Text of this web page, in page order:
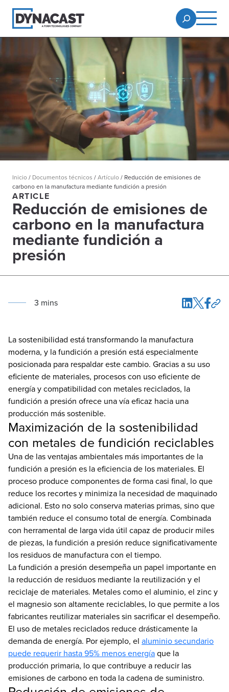
Inicio/ Documentos técnicos /Artículo/ Reducción de emisiones de
carbono en la manufactura mediante fundición a presión
ARTICLE
Reducción de emisiones de
carbono en la manufactura
mediante fundición a
presión
3 mins
La sostenibilidad está transformando la manufactura
moderna, y la fundición a presión está especialmente
posicionada para respaldar este cambio. Gracias a su uso
eficiente de materiales, procesos con uso eficiente de
energía y compatibilidad con metales reciclados, la
fundición a presión ofrece una vía eficaz hacia una
producción más sostenible.
Maximización de la sostenibilidad
con metales de fundición reciclables
Una de las ventajas ambientales más importantes de la
fundición a presión es la eficiencia de los materiales. El
proceso produce componentes de forma casi final, lo que
reduce los recortes y minimiza la necesidad de maquinado
adicional. Esto no solo conserva materias primas, sino que
también reduce el consumo total de energía. Combinada
con herramental de larga vida útil capaz de producir miles
de piezas, la fundición a presión reduce significativamente
los residuos de manufactura con el tiempo.
La fundición a presión desempeña un papel importante en
la reducción de residuos mediante la reutilización y el
reciclaje de materiales. Metales como el aluminio, el zinc y
el magnesio son altamente reciclables, lo que permite a los
fabricantes reutilizar materiales sin sacrificar el desempeño.
El uso de metales reciclados reduce drásticamente la
demanda de energía. Por ejemplo, el aluminio secundario
puede requerir hasta 95% menos energíaque la
producción primaria, lo que contribuye a reducir las
emisiones de carbono en toda la cadena de suministro.